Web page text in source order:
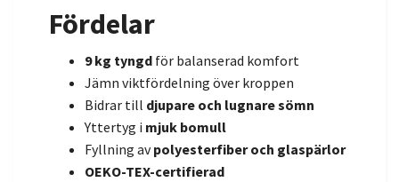
Fördelar
9 kg tyngd för balanserad komfort
Jämn viktfördelning över kroppen
Bidrar till djupare och lugnare sömn
Yttertyg i mjuk bomull
Fyllning avpolyesterfiber och glaspärlor
OEKO-TEX-certifierad